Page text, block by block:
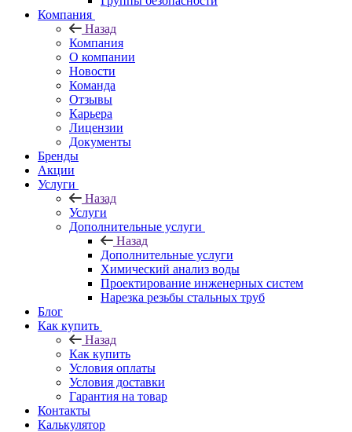
Компания
Назад
Компания
О компании
Новости
Команда
Отзывы
Карьера
Лицензии
Документы
Бренды
Акции
Услуги
Назад
Услуги
Дополнительные услуги
Назад
Дополнительные услуги
Химический анализ воды
Проектирование инженерных систем
Нарезка резьбы стальных труб
Блог
Как купить
Назад
Как купить
Условия оплаты
Условия доставки
Гарантия на товар
Контакты
Калькулятор